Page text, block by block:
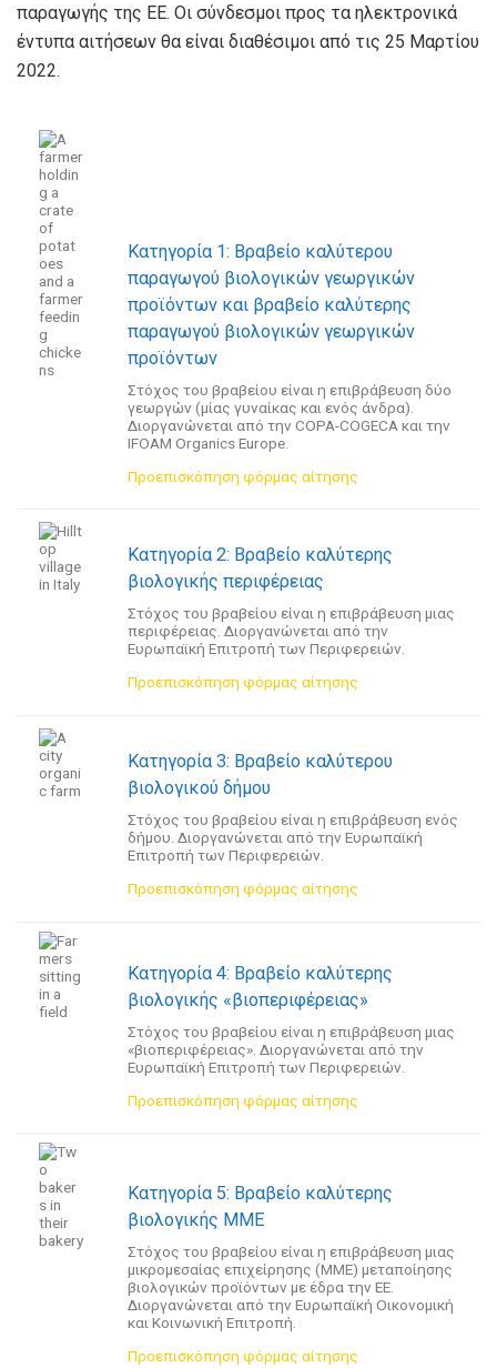
παραγωγής της ΕΕ. Οι σύνδεσμοι προς τα ηλεκτρονικά
έντυπα αιτήσεων θα είναι διαθέσιμοι από τις 25 Μαρτίου
2022.
Κατηγορία 1: Βραβείο καλύτερου
παραγωγού βιολογικών γεωργικών
προϊόντων και βραβείο καλύτερης
παραγωγού βιολογικών γεωργικών
προϊόντων
Στόχος του βραβείου είναι η επιβράβευση δύο
γεωργών (μίας γυναίκας και ενός άνδρα).
Διοργανώνεται από την COPA-COGECA και την
IFOAM Organics Europe.
Προεπισκόπηση φόρμας αίτησης
Κατηγορία 2: Βραβείο καλύτερης
βιολογικής περιφέρειας
Στόχος του βραβείου είναι η επιβράβευση μιας
περιφέρειας. Διοργανώνεται από την
Ευρωπαϊκή Επιτροπή των Περιφερειών.
Προεπισκόπηση φόρμας αίτησης
Κατηγορία 3: Βραβείο καλύτερου
βιολογικού δήμου
Στόχος του βραβείου είναι η επιβράβευση ενός
δήμου. Διοργανώνεται από την Ευρωπαϊκή
Επιτροπή των Περιφερειών.
Προεπισκόπηση φόρμας αίτησης
Κατηγορία 4: Βραβείο καλύτερης
βιολογικής «βιοπεριφέρειας»
Στόχος του βραβείου είναι η επιβράβευση μιας
«βιοπεριφέρειας». Διοργανώνεται από την
Ευρωπαϊκή Επιτροπή των Περιφερειών.
Προεπισκόπηση φόρμας αίτησης
Κατηγορία 5: Βραβείο καλύτερης
βιολογικής ΜΜΕ
Στόχος του βραβείου είναι η επιβράβευση μιας
μικρομεσαίας επιχείρησης (ΜΜΕ) μεταποίησης
βιολογικών προϊόντων με έδρα την ΕΕ.
Διοργανώνεται από την Ευρωπαϊκή Οικονομική
και Κοινωνική Επιτροπή.
Προεπισκόπηση φόρμας αίτησης